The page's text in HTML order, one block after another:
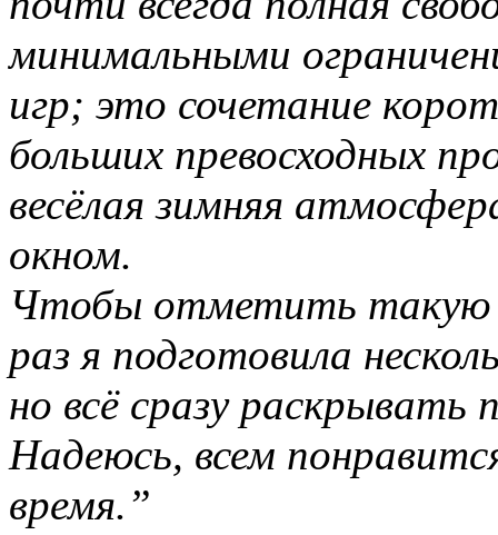
минимальными
игр; это сочетание
больших превосходных
весёлая зимняя
окном.
Чтобы отметить такую
раз я подготовила
но всё сразу раскрывать
Надеюсь, всем
время.”